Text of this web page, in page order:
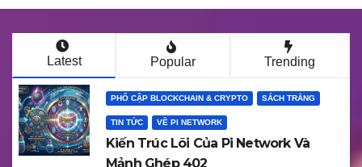
Latest Popular Trending
PHỔ CẬP BLOCKCHAIN & CRYPTO SÁCH TRẮNG
TIN TỨC VỀ PI NETWORK
Kiến Trúc Lõi Của Pi Network Và
Mảnh Ghép 402